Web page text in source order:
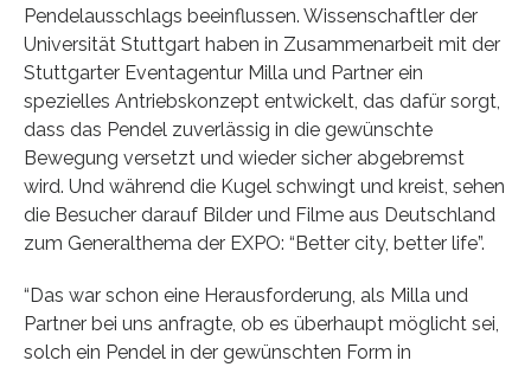
Pendelausschlags beeinflussen. Wissenschaftler der
Universität Stuttgart haben in Zusammenarbeit mit der
Stuttgarter Eventagentur Milla und Partner ein
spezielles Antriebskonzept entwickelt, das dafür sorgt,
dass das Pendel zuverlässig in die gewünschte
Bewegung versetzt und wieder sicher abgebremst
wird. Und während die Kugel schwingt und kreist, sehen
die Besucher darauf Bilder und Filme aus Deutschland
zum Generalthema der EXPO: “Better city, better life”.
“Das war schon eine Herausforderung, als Milla und
Partner bei uns anfragte, ob es überhaupt möglicht sei,
solch ein Pendel in der gewünschten Form in